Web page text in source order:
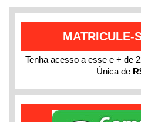
MATRICULE-
Tenha acesso a esse e + de
Única de